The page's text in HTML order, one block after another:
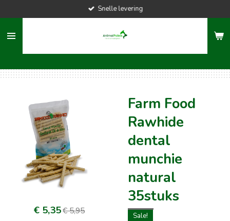
naar
hoofdinhoud
Snelle levering
Farm Food
Rawhide
dental
munchie
natural
35stuks
Sale!
€ 5,35€ 5,95